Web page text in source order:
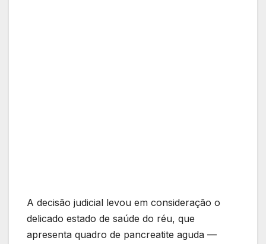
A decisão judicial levou em consideração o
delicado estado de saúde do réu, que
apresenta quadro de pancreatite aguda —